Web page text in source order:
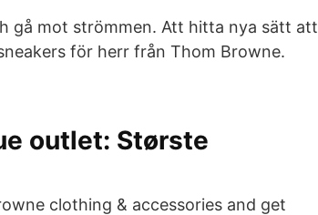
gå mot strömmen. Att hitta nya sätt att
för herr från Thom Browne.
outlet: Største
clothing & accessories and get